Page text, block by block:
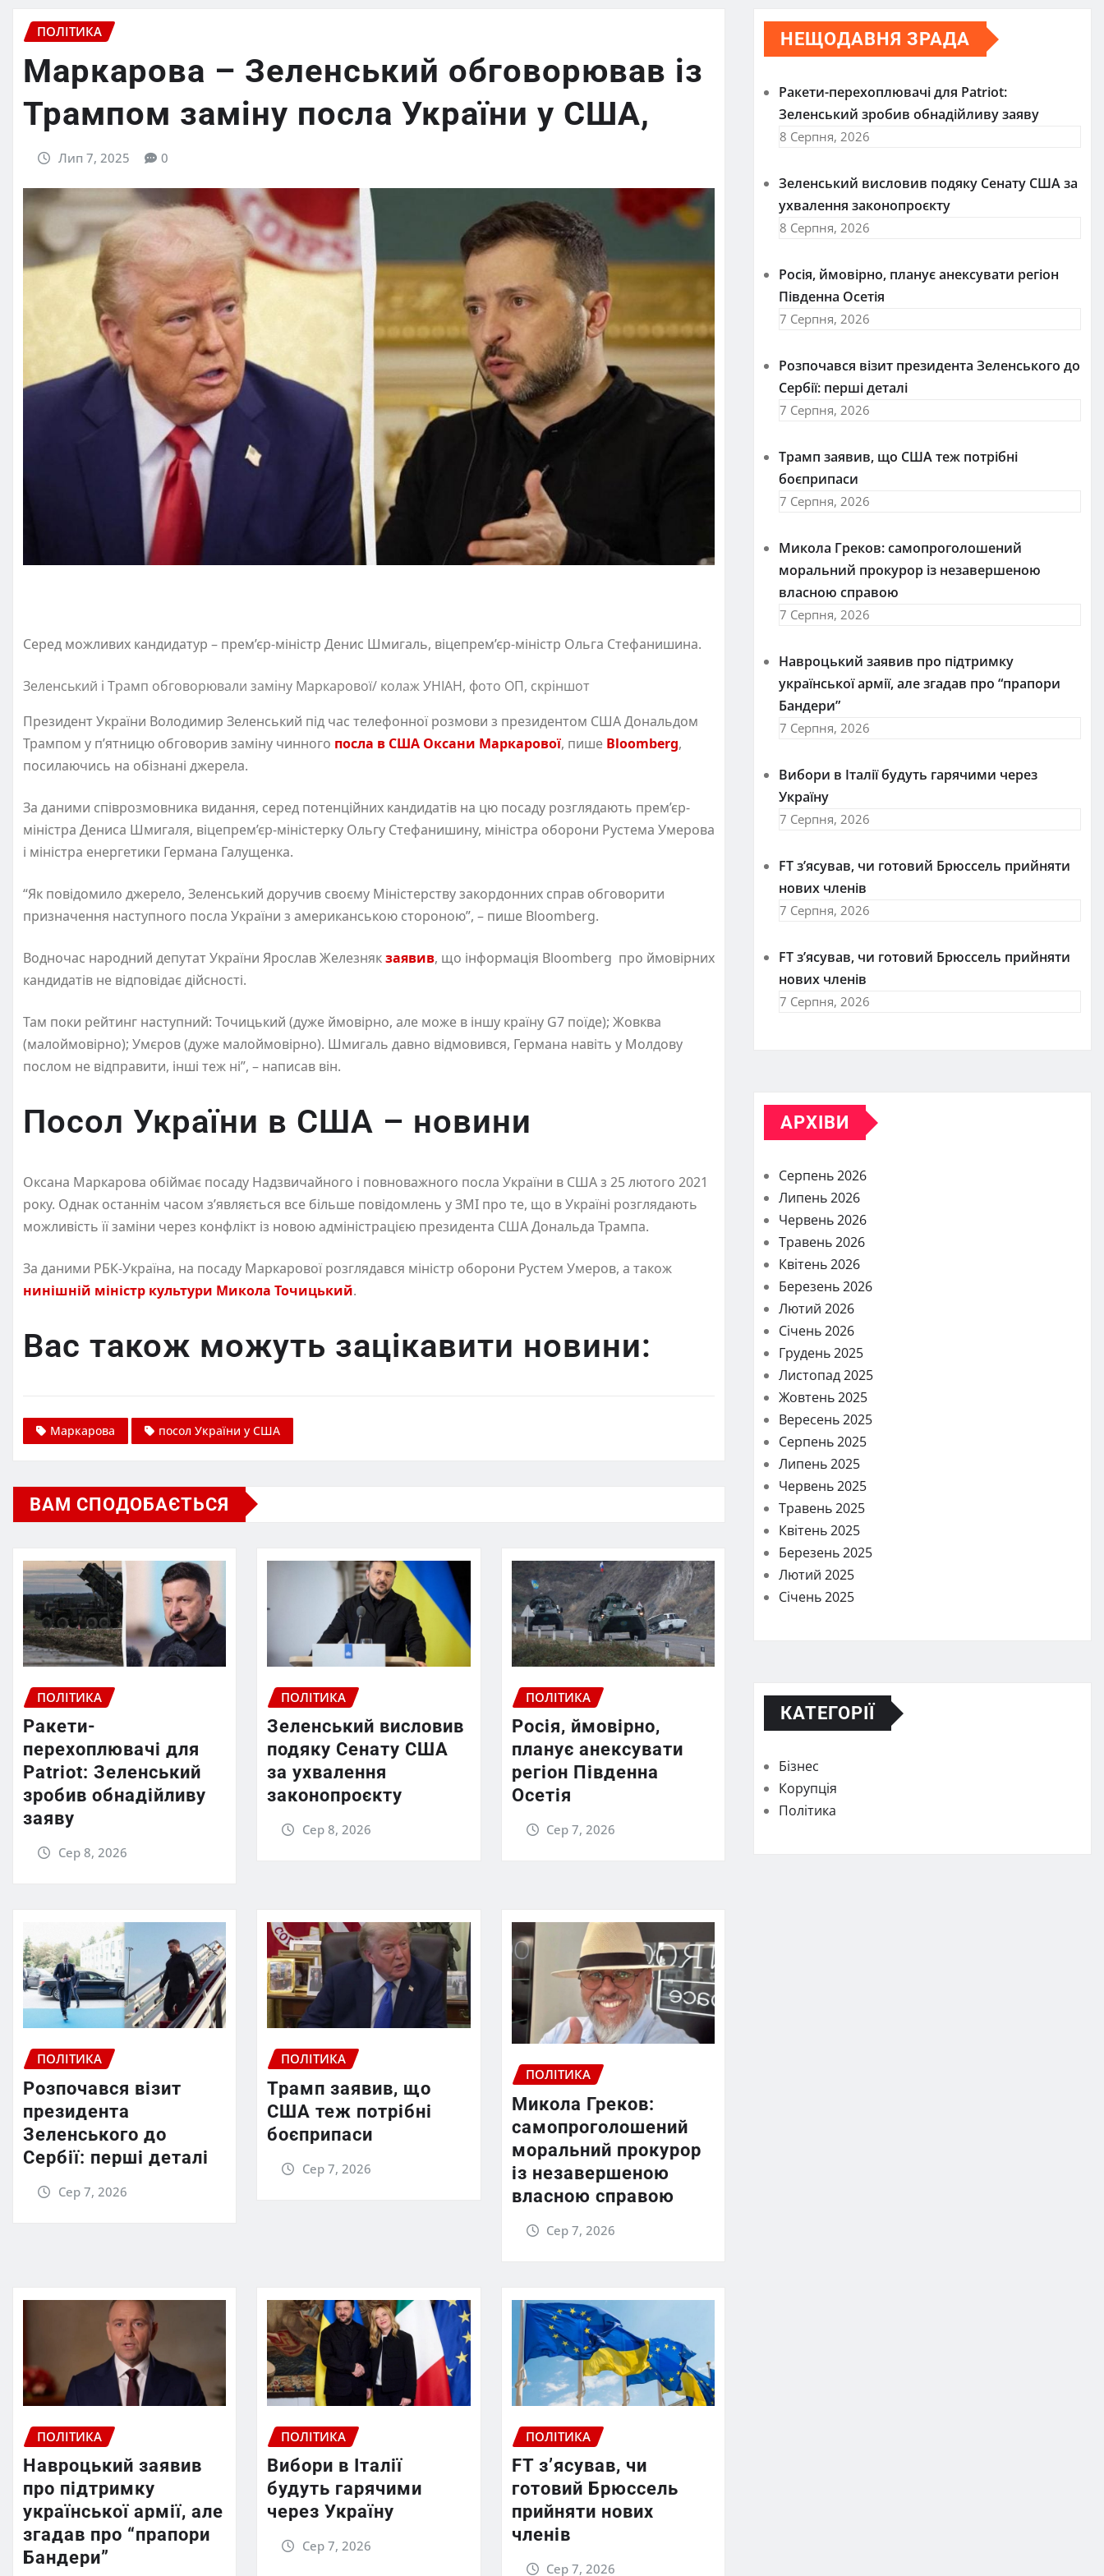
ПОЛІТИКА
Маркарова – Зеленський обговорював із
Трампом заміну посла України у США,
Лип 7, 2025 0
Серед можливих кандидатур – прем’єр-міністр Денис Шмигаль, віцепрем’єр-міністр Ольга Стефанишина.
Зеленський і Трамп обговорювали заміну Маркарової/ колаж УНІАН, фото ОП, скріншот
Президент України Володимир Зеленський під час телефонної розмови з президентом США Дональдом
Трампом у п’ятницю обговорив заміну чинного посла в США Оксани Маркарової, пише Bloomberg,
посилаючись на обізнані джерела.
За даними співрозмовника видання, серед потенційних кандидатів на цю посаду розглядають прем’єр-
міністра Дениса Шмигаля, віцепрем’єр-міністерку Ольгу Стефанишину, міністра оборони Рустема Умерова
і міністра енергетики Германа Галущенка.
“Як повідомило джерело, Зеленський доручив своєму Міністерству закордонних справ обговорити
призначення наступного посла України з американською стороною”, – пише Bloomberg.
Водночас народний депутат України Ярослав Железнякзаявив, що інформація Bloomberg про ймовірних
кандидатів не відповідає дійсності.
Там поки рейтинг наступний: Точицький (дуже ймовірно, але може в іншу країну G7 поїде); Жовква
(малоймовірно); Умєров (дуже малоймовірно). Шмигаль давно відмовився, Германа навіть у Молдову
послом не відправити, інші теж ні”, – написав він.
Посол України в США – новини
Оксана Маркарова обіймає посаду Надзвичайного і повноважного посла України в США з 25 лютого 2021
року. Однак останнім часом з’являється все більше повідомлень у ЗМІ про те, що в Україні розглядають
можливість її заміни через конфлікт із новою адміністрацією президента США Дональда Трампа.
За даними РБК-Україна, на посаду Маркарової розглядався міністр оборони Рустем Умеров, а також
нинішній міністр культури Микола Точицький.
Вас також можуть зацікавити новини:
Маркарова посол України у США
ВАМ СПОДОБАЄТЬСЯ
ПОЛІТИКА
Ракети-
перехоплювачі для
Patriot: Зеленський
зробив обнадійливу
заяву
Сер 8, 2026
ПОЛІТИКА
Зеленський висловив
подяку Сенату США
за ухвалення
законопроєкту
Сер 8, 2026
ПОЛІТИКА
Росія, ймовірно,
планує анексувати
регіон Південна
Осетія
Сер 7, 2026
ПОЛІТИКА
Розпочався візит
президента
Зеленського до
Сербії: перші деталі
Сер 7, 2026
ПОЛІТИКА
Трамп заявив, що
США теж потрібні
боєприпаси
Сер 7, 2026
ПОЛІТИКА
Микола Греков:
самопроголошений
моральний прокурор
із незавершеною
власною справою
Сер 7, 2026
ПОЛІТИКА
Навроцький заявив
про підтримку
української армії, але
згадав про “прапори
Бандери”
ПОЛІТИКА
Вибори в Італії
будуть гарячими
через Україну
Сер 7, 2026
ПОЛІТИКА
FT зʼясував, чи
готовий Брюссель
прийняти нових
членів
Сер 7, 2026
НЕЩОДАВНЯ ЗРАДА
Ракети-перехоплювачі для Patriot:
Зеленський зробив обнадійливу заяву
8 Серпня, 2026
Зеленський висловив подяку Сенату США за
ухвалення законопроєкту
8 Серпня, 2026
Росія, ймовірно, планує анексувати регіон
Південна Осетія
7 Серпня, 2026
Розпочався візит президента Зеленського до
Сербії: перші деталі
7 Серпня, 2026
Трамп заявив, що США теж потрібні
боєприпаси
7 Серпня, 2026
Микола Греков: самопроголошений
моральний прокурор із незавершеною
власною справою
7 Серпня, 2026
Навроцький заявив про підтримку
української армії, але згадав про “прапори
Бандери”
7 Серпня, 2026
Вибори в Італії будуть гарячими через
Україну
7 Серпня, 2026
FT зʼясував, чи готовий Брюссель прийняти
нових членів
7 Серпня, 2026
FT зʼясував, чи готовий Брюссель прийняти
нових членів
7 Серпня, 2026
АРХІВИ
Серпень 2026
Липень 2026
Червень 2026
Травень 2026
Квітень 2026
Березень 2026
Лютий 2026
Січень 2026
Грудень 2025
Листопад 2025
Жовтень 2025
Вересень 2025
Серпень 2025
Липень 2025
Червень 2025
Травень 2025
Квітень 2025
Березень 2025
Лютий 2025
Січень 2025
КАТЕГОРІЇ
Бізнес
Корупція
Політика